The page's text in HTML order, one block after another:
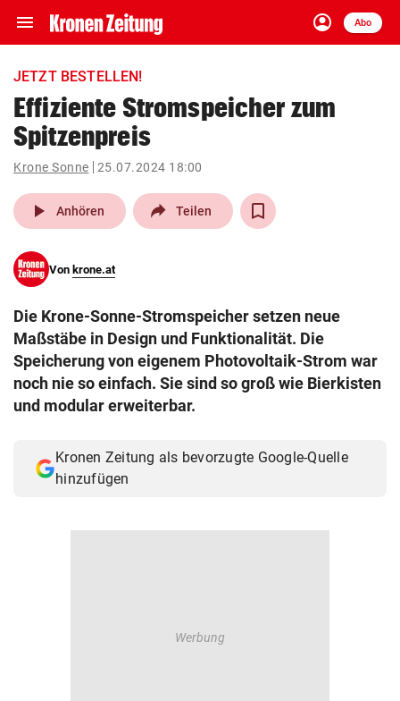
menu Navigation
ein-/ausklappen
account_circle
Anmelden
Abo
close Schließen
account_circle Anmelden
pin_drop
Wien arrow_right
search
eingeben
JETZT BESTELLEN!
Effiziente Stromspeicher zum
Spitzenpreis
Krone Sonne 25.07.2024 18:00
play_arrow Anhören Teilen
Von krone.at
Die Krone-Sonne-Stromspeicher setzen neue
Maßstäbe in Design und Funktionalität. Die
Speicherung von eigenem Photovoltaik-Strom war
noch nie so einfach. Sie sind so groß wie Bierkisten
und modular erweiterbar.
Kronen Zeitung als bevorzugte Google-Quelle
hinzufügen